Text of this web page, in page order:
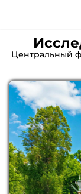
Центральный